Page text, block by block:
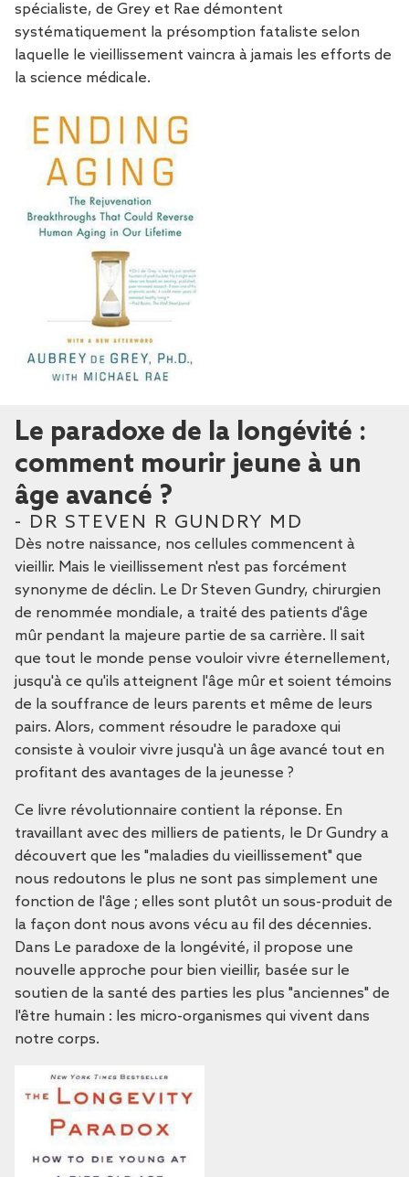
spécialiste, de Grey et Rae démontent
systématiquement la présomption fataliste selon
laquelle le vieillissement vaincra à jamais les efforts de
la science médicale.
Le paradoxe de la longévité :
comment mourir jeune à un
âge avancé ?
- DR STEVEN R GUNDRY MD
Dès notre naissance, nos cellules commencent à
vieillir. Mais le vieillissement n'est pas forcément
synonyme de déclin. Le Dr Steven Gundry, chirurgien
de renommée mondiale, a traité des patients d'âge
mûr pendant la majeure partie de sa carrière. Il sait
que tout le monde pense vouloir vivre éternellement,
jusqu'à ce qu'ils atteignent l'âge mûr et soient témoins
de la souffrance de leurs parents et même de leurs
pairs. Alors, comment résoudre le paradoxe qui
consiste à vouloir vivre jusqu'à un âge avancé tout en
profitant des avantages de la jeunesse ?
Ce livre révolutionnaire contient la réponse. En
travaillant avec des milliers de patients, le Dr Gundry a
découvert que les "maladies du vieillissement" que
nous redoutons le plus ne sont pas simplement une
fonction de l'âge ; elles sont plutôt un sous-produit de
la façon dont nous avons vécu au fil des décennies.
Dans Le paradoxe de la longévité, il propose une
nouvelle approche pour bien vieillir, basée sur le
soutien de la santé des parties les plus "anciennes" de
l'être humain : les micro-organismes qui vivent dans
notre corps.